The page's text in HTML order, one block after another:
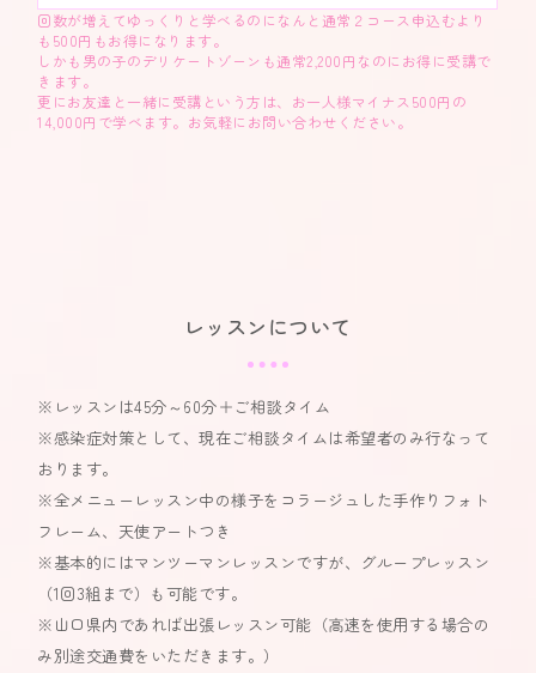
回数が増えてゆっくりと学べるのになんと通常２コース申込むより
も500円もお得になります。
しかも男の子のデリケートゾーンも通常2,200円なのにお得に受講で
きます。
更にお友達と一緒に受講という方は、お一人様マイナス500円の
14,000円で学べます。お気軽にお問い合わせください。
レッスンについて
※レッスンは45分～60分＋ご相談タイム
※感染症対策として、現在ご相談タイムは希望者のみ行なって
おります。
※全メニューレッスン中の様子をコラージュした手作りフォト
フレーム、天使アートつき
※基本的にはマンツーマンレッスンですが、グループレッスン
（1回3組まで）も可能です。
※山口県内であれば出張レッスン可能（高速を使用する場合の
み別途交通費をいただきます。）